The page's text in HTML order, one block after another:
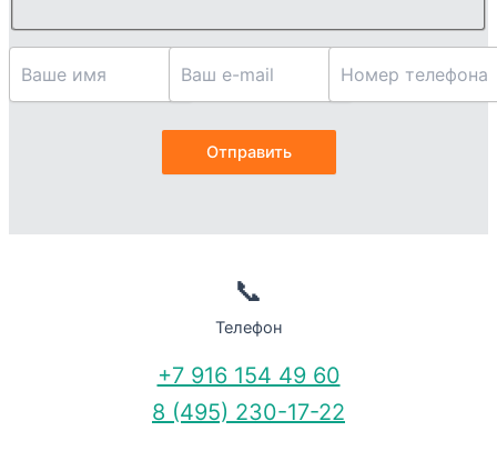
📞
Телефон
+7 916 154 49 60
8 (495) 230-17-22